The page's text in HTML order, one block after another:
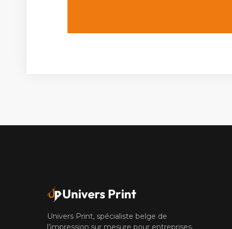
Univers Print
Univers Print, spécialiste belge de
l’impression sur mesure pour entreprises,